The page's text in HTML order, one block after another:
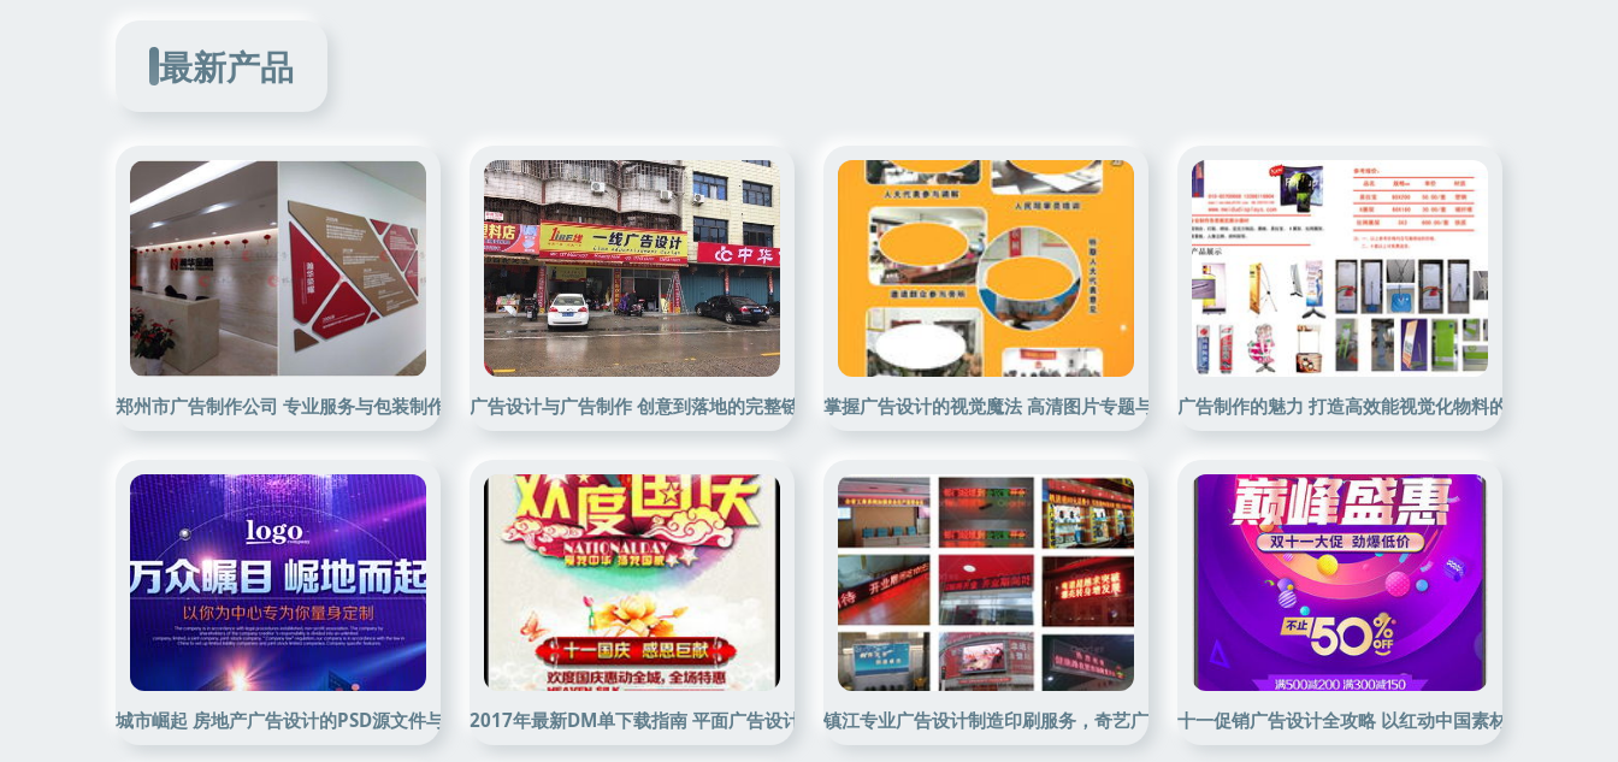
最新产品
郑州市广告制作公司 专业服务与包装制作的领先选择广告设计与广告制作 创意到落地的完整链路解析掌握广告设计的视觉魔法 高清图片专题与下载指南广告制作的魅力 打造高效能视觉化物料的秘诀
城市崛起 房地产广告设计的PSD源文件与制作全攻略2017年最新DM单下载指南 平面广告设计高清大图集锦，广告制作必看镇江专业广告设计制造印刷服务，奇艺广告为品牌赋能十一促销广告设计全攻略 以红动中国素材打造视觉突